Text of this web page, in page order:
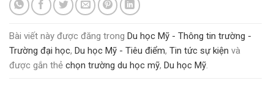
Bài viết này được đăng trong Du học Mỹ - Thông tin trường -
Trường đại học, Du học Mỹ - Tiêu điểm, Tin tức sự kiện và
được gắn thẻ chọn trường du học mỹ, Du học Mỹ.